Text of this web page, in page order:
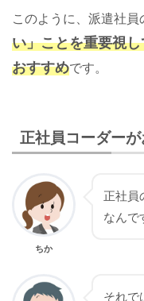
このように、派遣社員
い」ことを重要視
おすすめです。
正社員コーダー
ちか
正社員
なんで
それで